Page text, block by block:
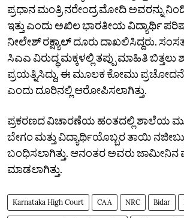
ಪ್ರಧಾನ ಮಂತ್ರಿ ನರೇಂದ್ರ ಮೋದಿ ಅವರನ್ನು
ಇತ್ತು ಎಂದು ಅಖಿಲ ಭಾರತೀಯ ವಿದ್ಯಾರ್ಥಿ
ನೀಲೇಶ್‌ ರಕ್ಷ್ಯಾಲ್‌ ದೂರು ದಾಖಲಿಸಿದ್ದರು.
ಸಿಎಎ ವಿರುದ್ಧ ಮಕ್ಕಳಲ್ಲಿ ತಪ್ಪು ಮಾಹಿತಿ
ಪ್ರಯತ್ನಿಸಿದ್ದು, ಈ ಮೂಲಕ ಕೋಮು
ಎಂದು ದೂರಿನಲ್ಲಿ ಆರೋಪಿಸಲಾಗಿತ್ತು.
ಪ್ರಕರಣದ ವಿಚಾರಣೆಯ ಹಂತದಲ್ಲಿ ಶಾಲೆಯ
ಬೇಗಂ ಮತ್ತು ವಿದ್ಯಾರ್ಥಿಯೊಬ್ಬರ ತಾಯಿ
ಬಂಧಿಸಲಾಗಿತ್ತು. ಆನಂತರ ಅವರು
ಮಾಡಲಾಗಿತ್ತು.
Karnataka High Court CAA NRC Bidar